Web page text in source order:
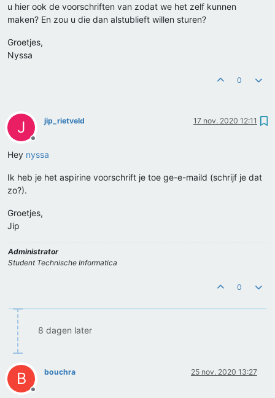
u hier ook de voorschriften van zodat we het zelf kunnen
maken? En zou u die dan alstublieft willen sturen?
Groetjes,
Nyssa
0
J
Offline
jip_rietveld 17 nov. 2020 12:11
Hey nyssa
Ik heb je het aspirine voorschrift je toe ge-e-maild (schrijf je dat
zo?).
Groetjes,
Jip
Administrator
Student Technische Informatica
0
8 dagen later
B
Offline
bouchra 25 nov. 2020 13:27